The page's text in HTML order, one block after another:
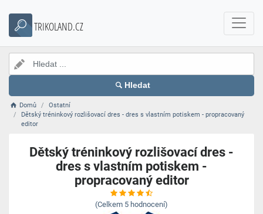
TRIKOLAND.CZ
Hledat
Domů
Ostatní
Dětský tréninkový rozlišovací dres - dres s vlastním potiskem - propracovaný
editor
Dětský tréninkový rozlišovací dres -
dres s vlastním potiskem -
propracovaný editor
(Celkem 5 hodnocení)